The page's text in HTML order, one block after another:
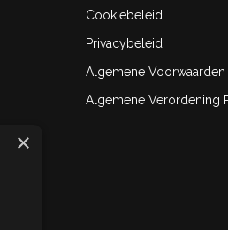
Cookiebeleid
Privacybeleid
Algemene Voorwaarden
Algemene Verordening
×